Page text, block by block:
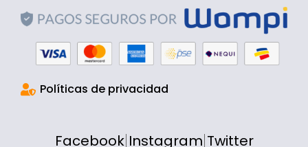
Políticas de privacidad
Facebook Instagram Twitter